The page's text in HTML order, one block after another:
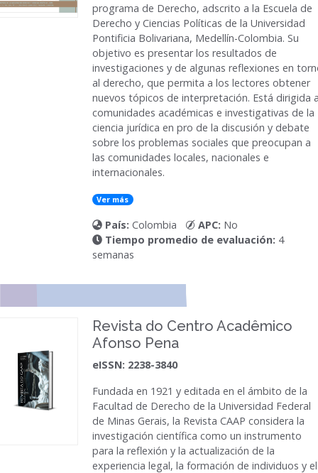
programa de Derecho, adscrito a la Escuela de
Derecho y Ciencias Políticas de la Universidad
Pontificia Bolivariana, Medellín-Colombia. Su
objetivo es presentar los resultados de
investigaciones y de algunas reflexiones en
al derecho, que permita a los lectores obtener
nuevos tópicos de interpretación. Está dirigida
comunidades académicas e investigativas de la
ciencia jurídica en pro de la discusión y debate
sobre los problemas sociales que preocupan a
las comunidades locales, nacionales e
internacionales.
Ver más
País: Colombia APC: No
Tiempo promedio de evaluación: 4
semanas
Revista do Centro Acadêmico
Afonso Pena
eISSN: 2238-3840
Fundada en 1921 y editada en el ámbito de la
Facultad de Derecho de la Universidad Federal
de Minas Gerais, la Revista CAAP considera la
investigación científica como un instrumento
para la reflexión y la actualización de la
experiencia legal, la formación de individuos y el